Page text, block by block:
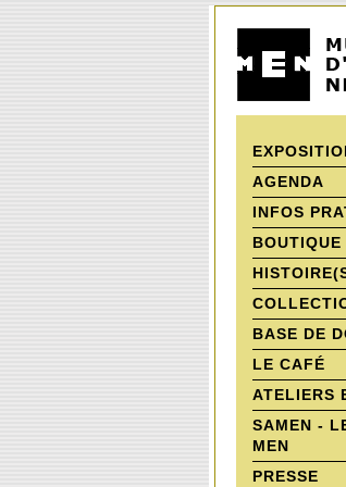
AGENDA
INFOS
BOUTIQUE
BASE DE
LE CAFÉ
ATELIERS
SAMEN -
MEN
PRESSE